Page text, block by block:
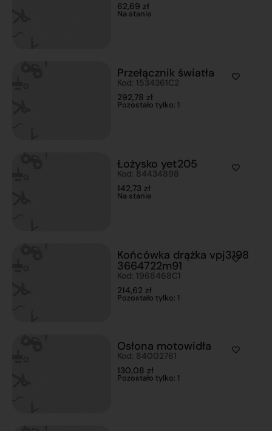
62,69 zł
Na stanie
Przełącznik światła
Kod: 1534361C2
292,78 zł
Pozostało tylko: 1
Łożysko yet205
Kod: 84434898
142,73 zł
Na stanie
Końcówka drążka vpj3198
3664722m91
Kod: 1968468C1
214,62 zł
Pozostało tylko: 1
Osłona motowidła
Kod: 84002761
130,08 zł
Pozostało tylko: 1